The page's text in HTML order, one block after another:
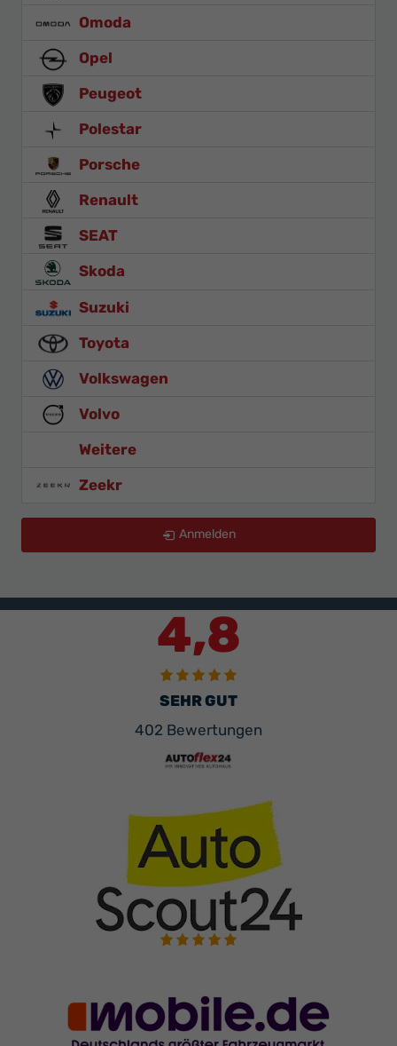
Omoda
Opel
Peugeot
Polestar
Porsche
Renault
SEAT
Skoda
Suzuki
Toyota
Volkswagen
Volvo
Weitere
Zeekr
Anmelden
4,8
SEHR GUT
402 Bewertungen